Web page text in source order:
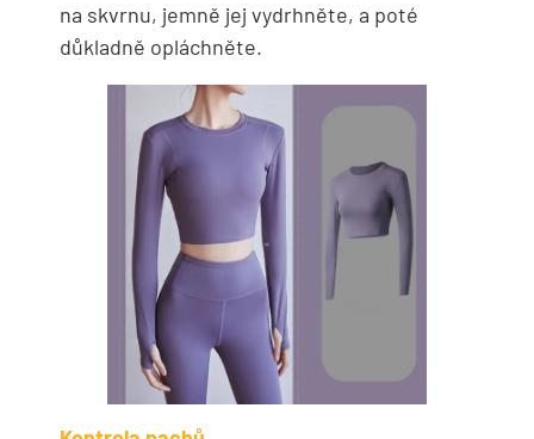
na skvrnu, jemně jej vydrhněte, a poté
důkladně opláchněte.